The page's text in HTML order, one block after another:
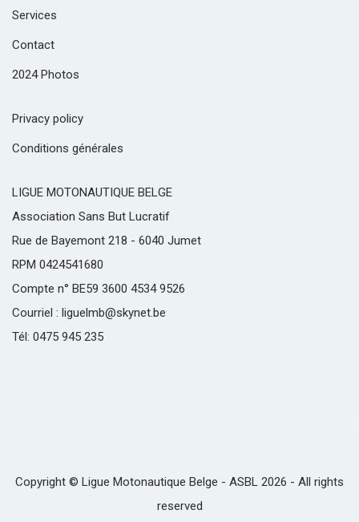
Services
Contact
2024 Photos
Privacy policy
Conditions générales
LIGUE MOTONAUTIQUE BELGE
Association Sans But Lucratif
Rue de Bayemont 218 - 6040 Jumet
RPM 0424541680
Compte n° BE59 3600 4534 9526
Courriel : liguelmb@skynet.be
Tél: 0475 945 235
Copyright © Ligue Motonautique Belge - ASBL 2026 - All rights
reserved